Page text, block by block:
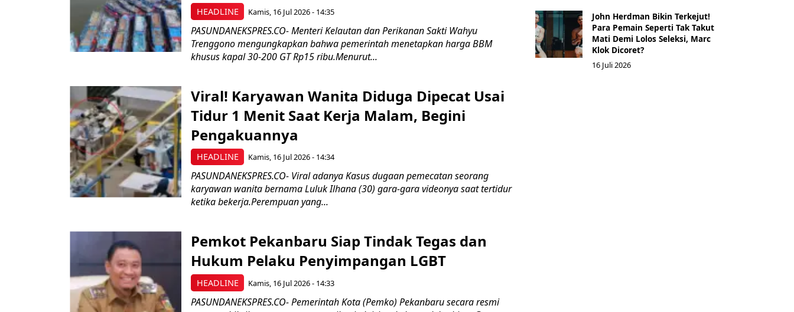
HEADLINE Kamis, 16 Jul 2026 - 14:35
PASUNDANEKSPRES.CO- Menteri Kelautan dan Perikanan Sakti Wahyu
Trenggono mengungkapkan bahwa pemerintah menetapkan harga BBM
khusus kapal 30-200 GT Rp15 ribu.Menurut...
HEADLINE
Viral! Karyawan Wanita Diduga Dipecat Usai
Tidur 1 Menit Saat Kerja Malam, Begini
Pengakuannya
Kamis, 16 Jul 2026 - 14:34
PASUNDANEKSPRES.CO- Viral adanya Kasus dugaan pemecatan seorang
karyawan wanita bernama Luluk Ilhana (30) gara-gara videonya saat tertidur
ketika bekerja.Perempuan yang...
HEADLINE
Pemkot Pekanbaru Siap Tindak Tegas dan
Hukum Pelaku Penyimpangan LGBT
Kamis, 16 Jul 2026 - 14:33
PASUNDANEKSPRES.CO- Pemerintah Kota (Pemko) Pekanbaru secara resmi
John Herdman Bikin Terkejut!
Para Pemain Seperti Tak Takut
Mati Demi Lolos Seleksi, Marc
Klok Dicoret?
16 Juli 2026